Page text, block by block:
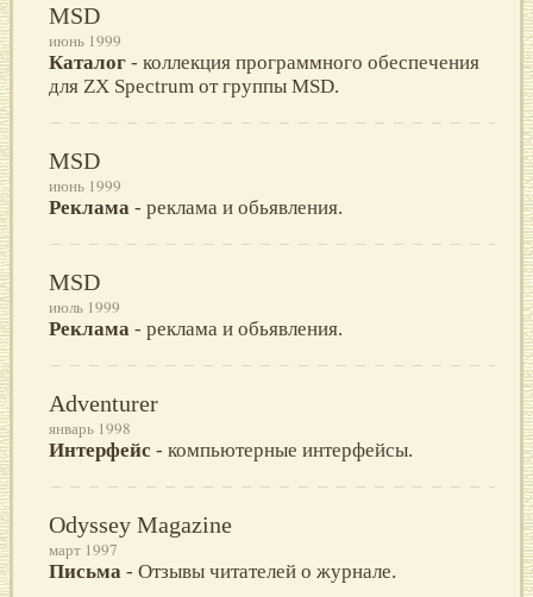
MSD
июнь 1999
Каталог - коллекция программного обеспечения
для ZX Spectrum от группы MSD.
MSD
июнь 1999
Реклама - реклама и обьявления.
MSD
июль 1999
Реклама - реклама и обьявления.
Adventurer
январь 1998
Интерфейс - компьютерные интерфейсы.
Odyssey Magazine
март 1997
Письма - Отзывы читателей о журнале.